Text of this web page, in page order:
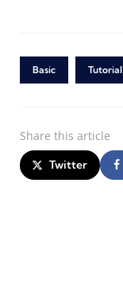
Basic Tutorial
Share this article
Twitter